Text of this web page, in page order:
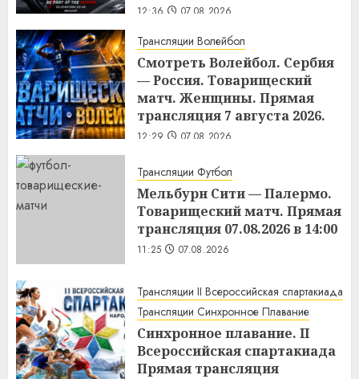
12:36 07.08.2026
Трансляции Волейбол
Смотреть Волейбол. Сербия
— Россия. Товарищеский
матч. Женщины. Прямая
трансляция 7 августа 2026.
12:29 07.08.2026
Трансляции Футбол
Мельбурн Сити — Палермо.
Товарищеский матч. Прямая
трансляция 07.08.2026 в 14:00
11:25 07.08.2026
Трансляции II Всероссийская спартакиада
Трансляции Синхронное Плавание
Синхронное плавание. II
Всероссийская спартакиада
Прямая трансляция